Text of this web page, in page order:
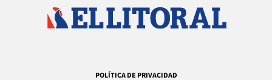
POLÍTICA DE PRIVACIDAD